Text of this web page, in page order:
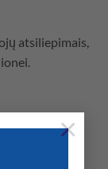
×
atsiliepimais,